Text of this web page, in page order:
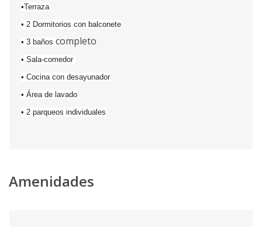
•Terraza
• 2 Dormitorios con balconete
• 3 baños completo
• Sala-comedor
• Cocina con desayunador
• Área de lavado
• 2 parqueos individuales
Amenidades